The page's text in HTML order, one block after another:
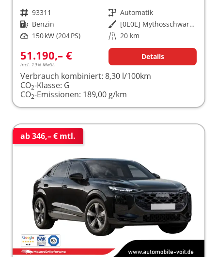
Fahrzeugnr. 93311 Getriebe Automatik
Kraftstoff Benzin Außenfarbe
[0E0E] Mythosschwarz Metallic
Leistung 150 kW (204 PS) Kilometerstand 20 km
51.190,– €
incl. 19% MwSt.
Details
Verbrauch kombiniert: 8,30 l/100km
CO2-Klasse: G
CO2-Emissionen: 189,00 g/km
ab 346,– € mtl.